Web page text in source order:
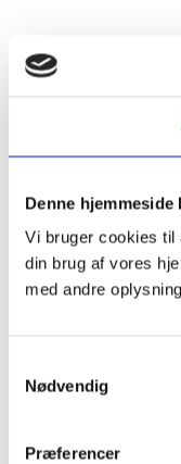
Denne
Vi bruger cookies til
din brug af vores
med andre
Nødvendig
Præferencer